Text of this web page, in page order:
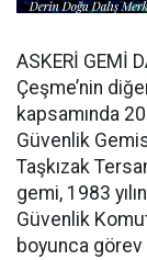
ASKERİ GEMİ
Çeşme’nin
kapsamında
Güvenlik
Taşkızak
gemi, 1983
Güvenlik
boyunca görev